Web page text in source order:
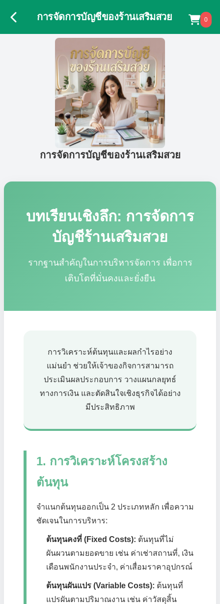
การจัดการบัญชีของร้านเสริมสวย 0
การจัดการบัญชีของร้านเสริมสวย
บทเรียนเชิงลึก: การจัดการ
บัญชีร้านเสริมสวย
รากฐานสำคัญในการบริหารจัดการ เพื่อการ
เติบโตที่มั่นคงและยั่งยืน
การวิเคราะห์ต้นทุนและผลกำไรอย่าง
แม่นยำ ช่วยให้เจ้าของกิจการสามารถ
ประเมินผลประกอบการ วางแผนกลยุทธ์
ทางการเงิน และตัดสินใจเชิงธุรกิจได้อย่าง
มีประสิทธิภาพ
1. การวิเคราะห์โครงสร้าง
ต้นทุน
จำแนกต้นทุนออกเป็น 2 ประเภทหลัก เพื่อความ
ชัดเจนในการบริหาร:
ต้นทุนคงที่ (Fixed Costs): ต้นทุนที่ไม่
ผันผวนตามยอดขาย เช่น ค่าเช่าสถานที่, เงิน
เดือนพนักงานประจำ, ค่าเสื่อมราคาอุปกรณ์
ต้นทุนผันแปร (Variable Costs): ต้นทุนที่
แปรผันตามปริมาณงาน เช่น ค่าวัสดุสิ้น